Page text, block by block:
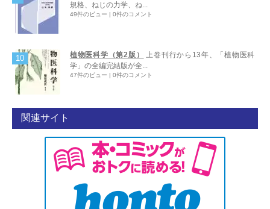
規格、ねじの力学、ね...
49件のビュー | 0件のコメント
植物医科学（第2版）
上巻刊行から13年、「植物医科
学」の全編完結版が全...
47件のビュー | 0件のコメント
関連サイト